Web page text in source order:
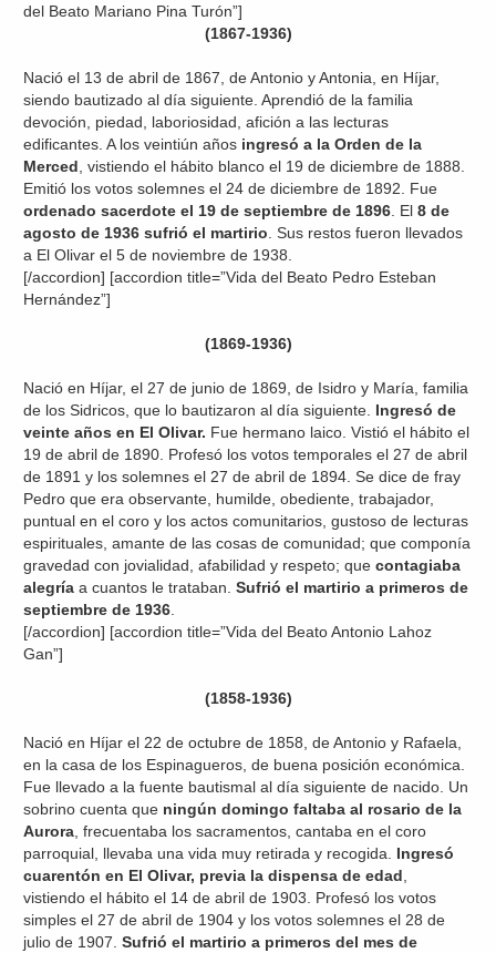
del Beato Mariano Pina Turón”]
(1867-1936)
Nació el 13 de abril de 1867, de Antonio y Antonia, en Híjar,
siendo bautizado al día siguiente. Aprendió de la familia
devoción, piedad, laboriosidad, afición a las lecturas
edificantes. A los veintiún años ingresó a la Orden de la
Merced, vistiendo el hábito blanco el 19 de diciembre de 1888.
Emitió los votos solemnes el 24 de diciembre de 1892. Fue
ordenado sacerdote el 19 de septiembre de 1896. El8 de
agosto de 1936 sufrió el martirio. Sus restos fueron llevados
a El Olivar el 5 de noviembre de 1938.
[/accordion] [accordion title=”Vida del Beato Pedro Esteban
Hernández”]
(1869-1936)
Nació en Híjar, el 27 de junio de 1869, de Isidro y María, familia
de los Sidricos, que lo bautizaron al día siguiente. Ingresó de
veinte años en El Olivar. Fue hermano laico. Vistió el hábito el
19 de abril de 1890. Profesó los votos temporales el 27 de abril
de 1891 y los solemnes el 27 de abril de 1894. Se dice de fray
Pedro que era observante, humilde, obediente, trabajador,
puntual en el coro y los actos comunitarios, gustoso de lecturas
espirituales, amante de las cosas de comunidad; que componía
gravedad con jovialidad, afabilidad y respeto; quecontagiaba
alegría a cuantos le trataban.Sufrió el martirio a primeros de
septiembre de 1936.
[/accordion] [accordion title=”Vida del Beato Antonio Lahoz
Gan”]
(1858-1936)
Nació en Híjar el 22 de octubre de 1858, de Antonio y Rafaela,
en la casa de los Espinagueros, de buena posición económica.
Fue llevado a la fuente bautismal al día siguiente de nacido. Un
sobrino cuenta que ningún domingo faltaba al rosario de la
Aurora, frecuentaba los sacramentos, cantaba en el coro
parroquial, llevaba una vida muy retirada y recogida. Ingresó
cuarentón en El Olivar, previa la dispensa de edad,
vistiendo el hábito el 14 de abril de 1903. Profesó los votos
simples el 27 de abril de 1904 y los votos solemnes el 28 de
julio de 1907.Sufrió el martirio a primeros del mes de